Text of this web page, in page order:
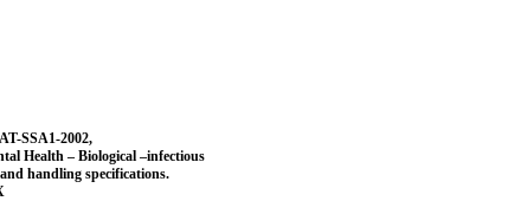
SSA1-2002,
Health – Biological –infectious
handling specifications.